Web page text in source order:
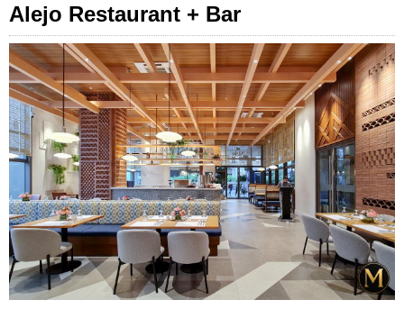
Alejo Restaurant + Bar